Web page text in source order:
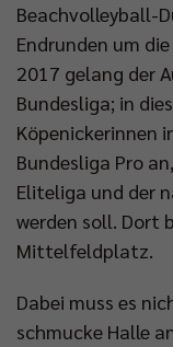
Beachvolleyball-
Endrunden um
2017 gelang der
Bundesliga; in
Köpenickerinnen
Bundesliga Pro
Eliteliga und der
werden soll. Dort
Mittelfeldplatz.
Dabei muss es
schmucke Halle